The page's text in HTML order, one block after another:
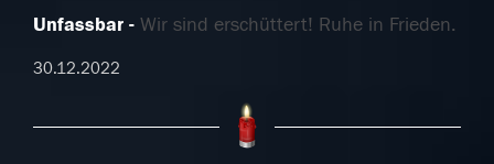
Unfassbar Wir sind erschüttert! Ruhe in Frieden.
30.12.2022